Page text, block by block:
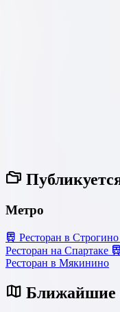
Метро
Ресторан в Строгино
Ресторан на Спартаке
Ресторан в Мякинино
Ближайшие